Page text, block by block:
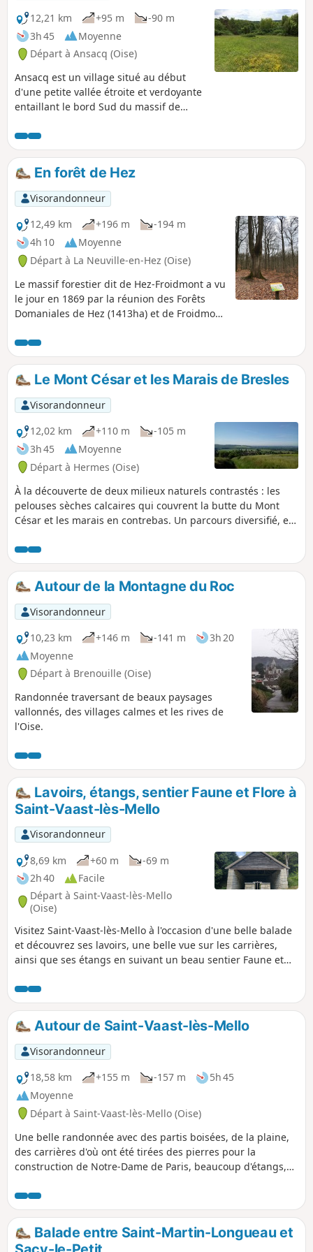
12,21 km
+95 m
-90 m
3h 45
Moyenne
Départ à Ansacq (Oise)
Ansacq est un village situé au début
d'une petite vallée étroite et verdoyante
entaillant le bord Sud du massif de
pour aller déboucher à Angy, dans la
vallée du Thérain, petite vallée étroite et
verdoyante.
En forêt de Hez
Visorandonneur
12,49 km
+196 m
-194 m
4h 10
Moyenne
Départ à La Neuville-en-Hez (Oise)
Le massif forestier dit de Hez-Froidmont a vu
le jour en 1869 par la réunion des Forêts
Domaniales de Hez (1413ha) et de Froidmont
les réserves de Saint-Lucien, Saint-Thibault,
la Verrière, d’origines ecclésiastiques. D’une
superficie de 2796 ha d’un seul tenant
(exception faite de la vallée Belle Fille isolée
de 100m du massif et représentant un petit
canton de 10 ha), il s’étend sur 9km d’Est en
Ouest et sur 6km du Nord au Sud.
Le Mont César et les Marais de Bresles
Visorandonneur
12,02 km
+110 m
-105 m
3h 45
Moyenne
Départ à Hermes (Oise)
À la découverte de deux milieux naturels contrastés : les
pelouses sèches calcaires qui couvrent la butte du Mont
César et les marais en contrebas. Un parcours diversifié, en
Autour de la Montagne du Roc
Visorandonneur
10,23 km
+146 m -141 m
3h 20
Moyenne
Départ à Brenouille (Oise)
Randonnée traversant de beaux paysages
vallonnés, des villages calmes et les rives de
l'Oise.
Lavoirs, étangs, sentier Faune et Flore à
Saint-Vaast-lès-Mello
Visorandonneur
8,69 km
+60 m
-69 m
2h 40
Facile
Départ à Saint-Vaast-lès-Mello
(Oise)
Visitez Saint-Vaast-lès-Mello à l'occasion d'une belle balade
et découvrez ses lavoirs, une belle vue sur les carrières,
ainsi que ses étangs en suivant un beau sentier Faune et
Barisseuse,
Autour de Saint-Vaast-lès-Mello
Visorandonneur
18,58 km
+155 m -157 m
5h 45
Moyenne
Départ à Saint-Vaast-lès-Mello (Oise)
Une belle randonnée avec des partis boisées, de la plaine,
des carrières d'où ont été tirées des pierres pour la
construction de Notre-Dame de Paris, beaucoup d'étangs,
Rivière le Théroin (affluent de l'Oise), le Ruisseau de Flandre
Balade entre Saint-Martin-Longueau et